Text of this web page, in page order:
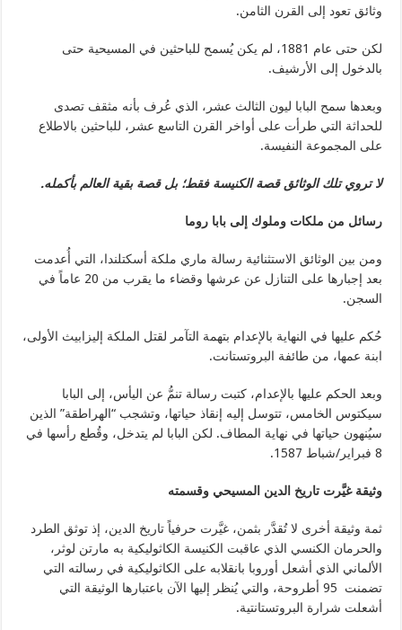
وثائق تعود إلى القرن الثامن.
لكن حتى عام 1881، لم يكن يُسمح للباحثين في المسيحية حتى
بالدخول إلى الأرشيف.
وبعدها سمح البابا ليون الثالث عشر، الذي عُرف بأنه مثقف تصدى
للحداثة التي طرأت على أواخر القرن التاسع عشر، للباحثين بالاطلاع
على المجموعة النفيسة.
لا تروي تلك الوثائق قصة الكنيسة فقط؛ بل قصة بقية العالم بأكمله.
رسائل من ملكات وملوك إلى بابا روما
ومن بين الوثائق الاستثنائية رسالة ماري ملكة أسكتلندا، التي أُعدمت
بعد إجبارها على التنازل عن عرشها وقضاء ما يقرب من 20 عاماً في
السجن.
حُكم عليها في النهاية بالإعدام بتهمة التآمر لقتل الملكة إليزابيث الأولى،
ابنة عمها، من طائفة البروتستانت.
وبعد الحكم عليها بالإعدام، كتبت رسالة تنمُّ عن اليأس، إلى البابا
سيكتوس الخامس، تتوسل إليه إنقاذ حياتها، وتشجب “الهراطقة” الذين
سيُنهون حياتها في نهاية المطاف. لكن البابا لم يتدخل، وقُطع رأسها في
8 فبراير/شباط 1587.
وثيقة غيَّرت تاريخ الدين المسيحي وقسمته
ثمة وثيقة أخرى لا تُقدَّر بثمن، غيَّرت حرفياً تاريخ الدين، إذ توثق الطرد
والحرمان الكنسي الذي عاقبت الكنيسة الكاثوليكية به مارتن لوثر،
الألماني الذي أشعل أوروبا بانقلابه على الكاثوليكية في رسالته التي
تضمنت 95 أطروحة، والتي يُنظر إليها الآن باعتبارها الوثيقة التي
أشعلت شرارة البروتستانتية.